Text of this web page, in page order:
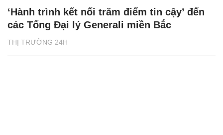
THỊ TRƯỜNG 24H
‘Hành trình kết nối trăm điểm tin cậy’ đến
các Tổng Đại lý Generali miền Bắc